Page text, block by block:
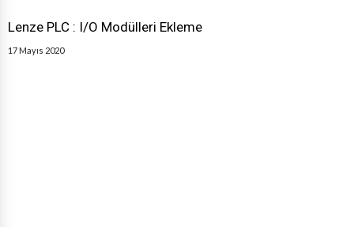
Lenze PLC : I/O Modülleri Ekleme
17 Mayıs 2020